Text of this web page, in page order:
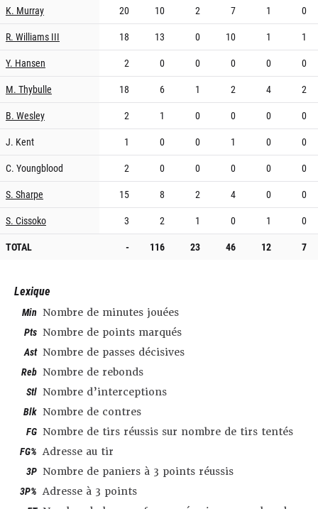
K. Murray
20 10 2 7 1
0
R. Williams III
18 13 0 10 1
1
Y. Hansen
2 0 0 0 0
0
M. Thybulle
18 6 1 2 4
2
B. Wesley
2 1 0 0 0
0
J. Kent
1 0 0 1 0
0
C. Youngblood
2 0 0 0 0
0
S. Sharpe
15 8 2 4 0
0
S. Cissoko
3 2 1 0 1
0
TOTAL
- 116 23 46 12 7
Lexique
Min Nombre de minutes jouées
Pts Nombre de points marqués
Ast Nombre de passes décisives
Reb Nombre de rebonds
Stl Nombre d’interceptions
Blk Nombre de contres
FG Nombre de tirs réussis sur nombre de tirs tentés
FG% Adresse au tir
3P Nombre de paniers à 3 points réussis
3P% Adresse à 3 points